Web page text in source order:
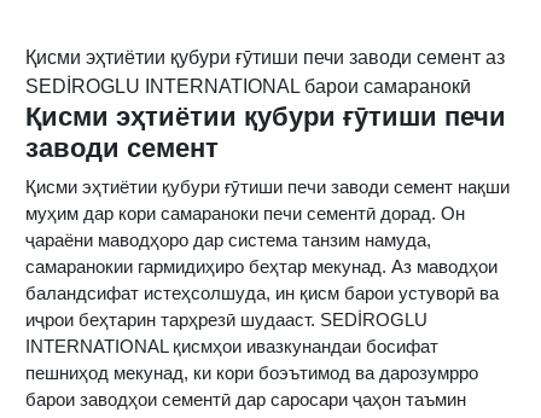
Қисми эҳтиётии қубури ғӯтиши печи заводи семент аз
SEDİROGLU INTERNATIONAL барои самаранокӣ
Қисми эҳтиётии қубури ғӯтиши печи
заводи семент
Қисми эҳтиётии қубури ғӯтиши печи заводи семент нақши
муҳим дар кори самараноки печи сементӣ дорад. Он
ҷараёни маводҳоро дар система танзим намуда,
самаранокии гармидиҳиро беҳтар мекунад. Аз маводҳои
баландсифат истеҳсолшуда, ин қисм барои устуворӣ ва
иҷрои беҳтарин тарҳрезӣ шудааст. SEDİROGLU
INTERNATIONAL қисмҳои ивазкунандаи босифат
пешниҳод мекунад, ки кори боэътимод ва дарозумрро
барои заводҳои сементӣ дар саросари ҷаҳон таъмин